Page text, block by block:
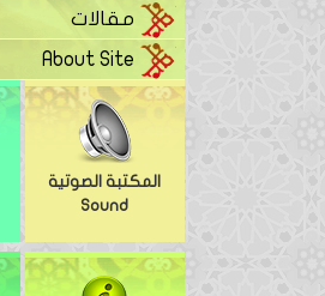
مقالات
About Site
المكتبة الصوتية
Sound